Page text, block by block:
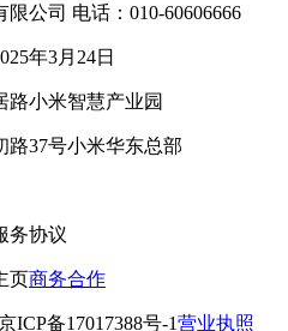
公司 电话：010-60606666
年3月24日
路小米智慧产业园
路37号小米华东总部
务协议
页商务合作
ICP备17017388号-1营业执照